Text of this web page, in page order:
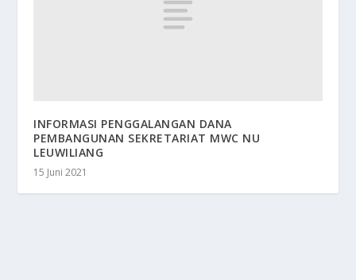
INFORMASI PENGGALANGAN DANA
PEMBANGUNAN SEKRETARIAT MWC NU
LEUWILIANG
15 Juni 2021